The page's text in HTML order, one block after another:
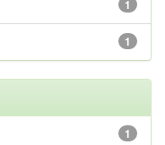
1
1
1